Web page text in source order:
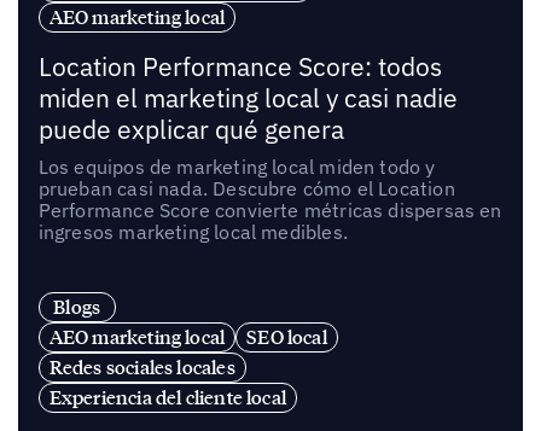
AEO marketing local
Location Performance Score: todos
miden el marketing local y casi nadie
puede explicar qué genera
Los equipos de marketing local miden todo y
prueban casi nada. Descubre cómo el Location
Performance Score convierte métricas dispersas en
ingresos marketing local medibles.
Blogs
AEO marketing local
SEO local
Redes sociales locales
Experiencia del cliente local